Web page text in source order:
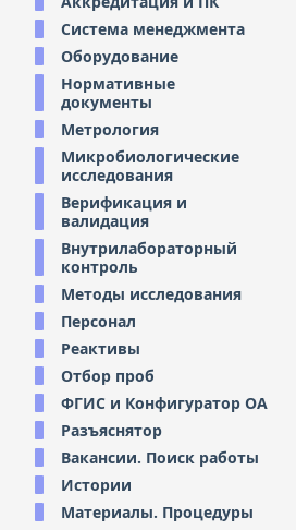
Система менеджмента
Оборудование
Нормативные
документы
Метрология
Микробиологические
исследования
Верификация и
валидация
Внутрилабораторный
контроль
Методы исследования
Персонал
Реактивы
Отбор проб
ФГИС и Конфигуратор ОА
Разъяснятор
Вакансии. Поиск работы
Истории
Материалы. Процедуры